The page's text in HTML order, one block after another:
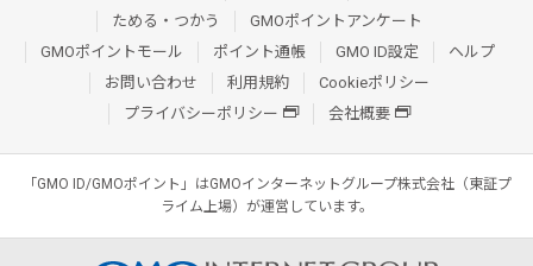
ためる・つかう
GMOポイントアンケート
GMOポイントモール
ポイント通帳 GMO ID設定
ヘルプ
お問い合わせ
利用規約
Cookieポリシー
プライバシーポリシー
会社概要
「GMO ID/GMOポイント」はGMOインターネットグループ株式会社（東証プ
ライム上場）が運営しています。